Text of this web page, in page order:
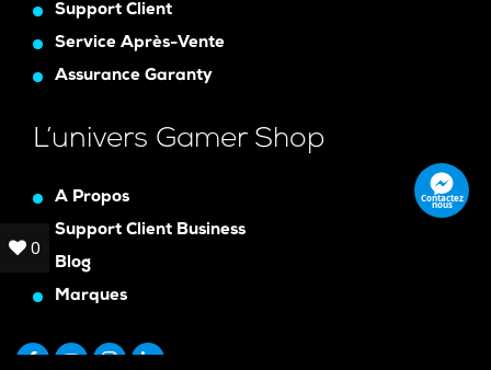
Support Client
Service Après-Vente
Assurance Garanty
L’univers Gamer Shop
A Propos
Support Client Business
Blog
Marques
Contactez
nous
0
0